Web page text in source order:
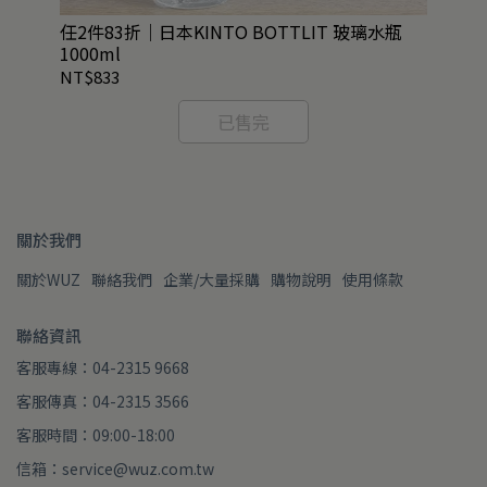
任2件83折｜日本KINTO BOTTLIT 玻璃水瓶
1000ml
NT$833
已售完
關於我們
關於WUZ 聯絡我們 企業/大量採購 購物說明 使用條款
聯絡資訊
客服專線：04-2315 9668
客服傳真：04-2315 3566
客服時間：09:00-18:00
信箱：service@wuz.com.tw